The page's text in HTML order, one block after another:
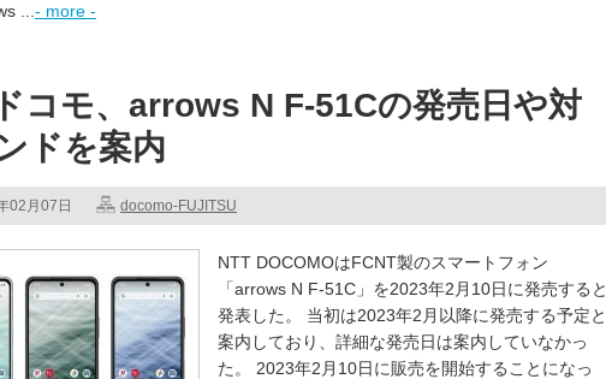
... - more -
コモ、arrows N F-51Cの発売日や対
ドを案内
02月07日 docomo-FUJITSU
NTT DOCOMOはFCNT製のスマートフォン
「arrows N F-51C」を2023年2月10日に発売すると
発表した。 当初は2023年2月以降に発売する予定と
案内しており、詳細な発売日は案内していなかっ
た。 2023年2月10日に販売を開始することになっ